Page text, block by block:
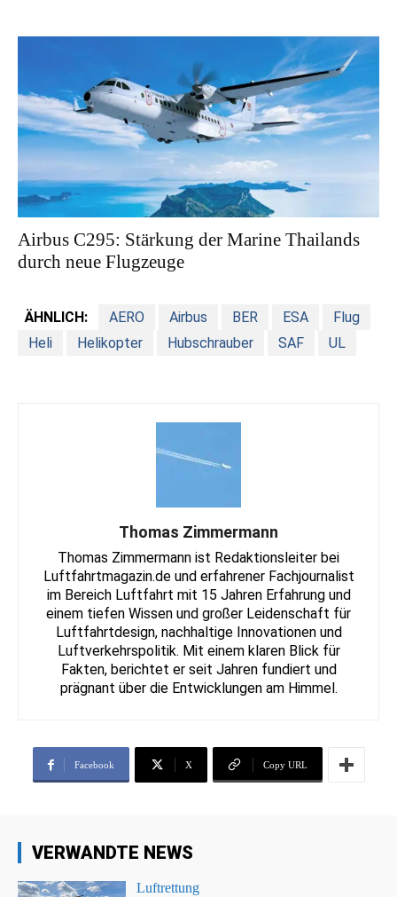
Airbus C295: Stärkung der Marine Thailands
durch neue Flugzeuge
ÄHNLICH: AERO Airbus BER ESA
Flug
Heli
Helikopter Hubschrauber SAF UL
Thomas Zimmermann
Thomas Zimmermann ist Redaktionsleiter bei
Luftfahrtmagazin.de und erfahrener Fachjournalist
im Bereich Luftfahrt mit 15 Jahren Erfahrung und
einem tiefen Wissen und großer Leidenschaft für
Luftfahrtdesign, nachhaltige Innovationen und
Luftverkehrspolitik. Mit einem klaren Blick für
Fakten, berichtet er seit Jahren fundiert und
prägnant über die Entwicklungen am Himmel.
Facebook X Copy URL
VERWANDTE NEWS
Luftrettung